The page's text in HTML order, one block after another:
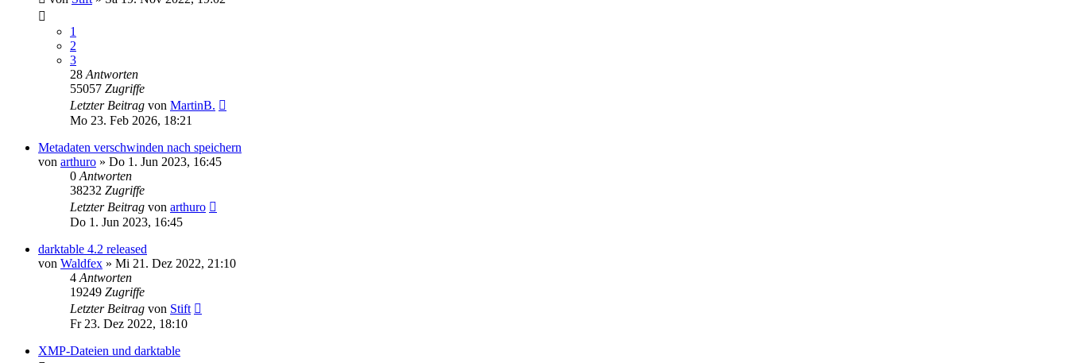
1
2
3
28 Antworten
55057 Zugriffe
Letzter Beitrag von MartinB.
Mo 23. Feb 2026, 18:21
Metadaten verschwinden nach speichern
von arthuro » Do 1. Jun 2023, 16:45
0 Antworten
38232 Zugriffe
Letzter Beitrag von arthuro
Do 1. Jun 2023, 16:45
darktable 4.2 released
von Waldfex » Mi 21. Dez 2022, 21:10
4 Antworten
19249 Zugriffe
Letzter Beitrag von Stift
Fr 23. Dez 2022, 18:10
XMP-Dateien und darktable